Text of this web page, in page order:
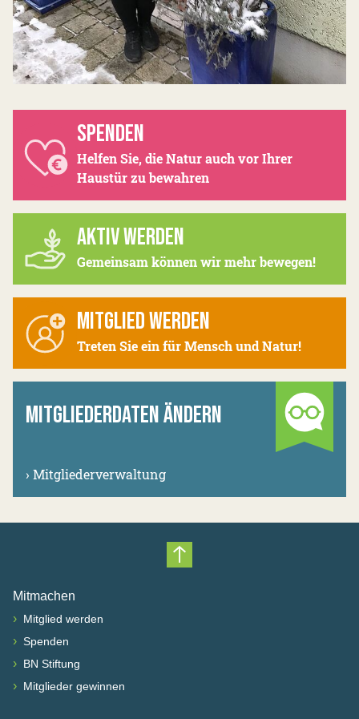
SPENDEN
Helfen Sie, die Natur auch vor Ihrer
Haustür zu bewahren
AKTIV WERDEN
Gemeinsam können wir mehr bewegen!
MITGLIED WERDEN
Treten Sie ein für Mensch und Natur!
MITGLIEDERDATEN ÄNDERN
› Mitgliederverwaltung
Nach oben scrollen
Mitmachen
› Mitglied werden
› Spenden
› BN Stiftung
› Mitglieder gewinnen